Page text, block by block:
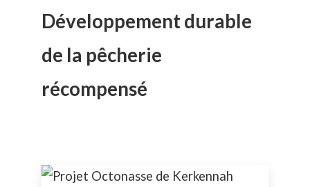
Développement durable
de la pêcherie
récompensé